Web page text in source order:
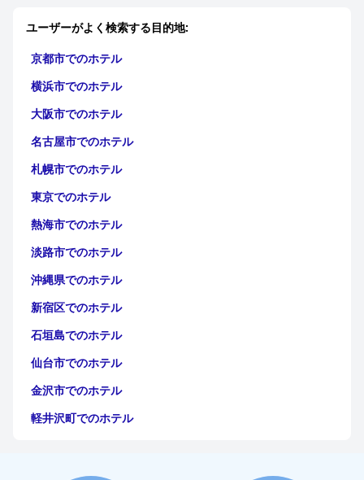
ユーザーがよく検索する目的地:
京都市でのホテル
横浜市でのホテル
大阪市でのホテル
名古屋市でのホテル
札幌市でのホテル
東京でのホテル
熱海市でのホテル
淡路市でのホテル
沖縄県でのホテル
新宿区でのホテル
石垣島でのホテル
仙台市でのホテル
金沢市でのホテル
軽井沢町でのホテル
神戸市でのホテル